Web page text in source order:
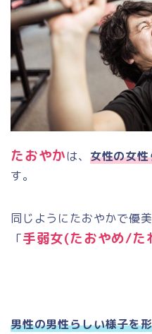
たおやかは、 女性の女
す。
同じようにたおやかで優
「手弱女(たおやめ/た
男性の男性らしい様子を